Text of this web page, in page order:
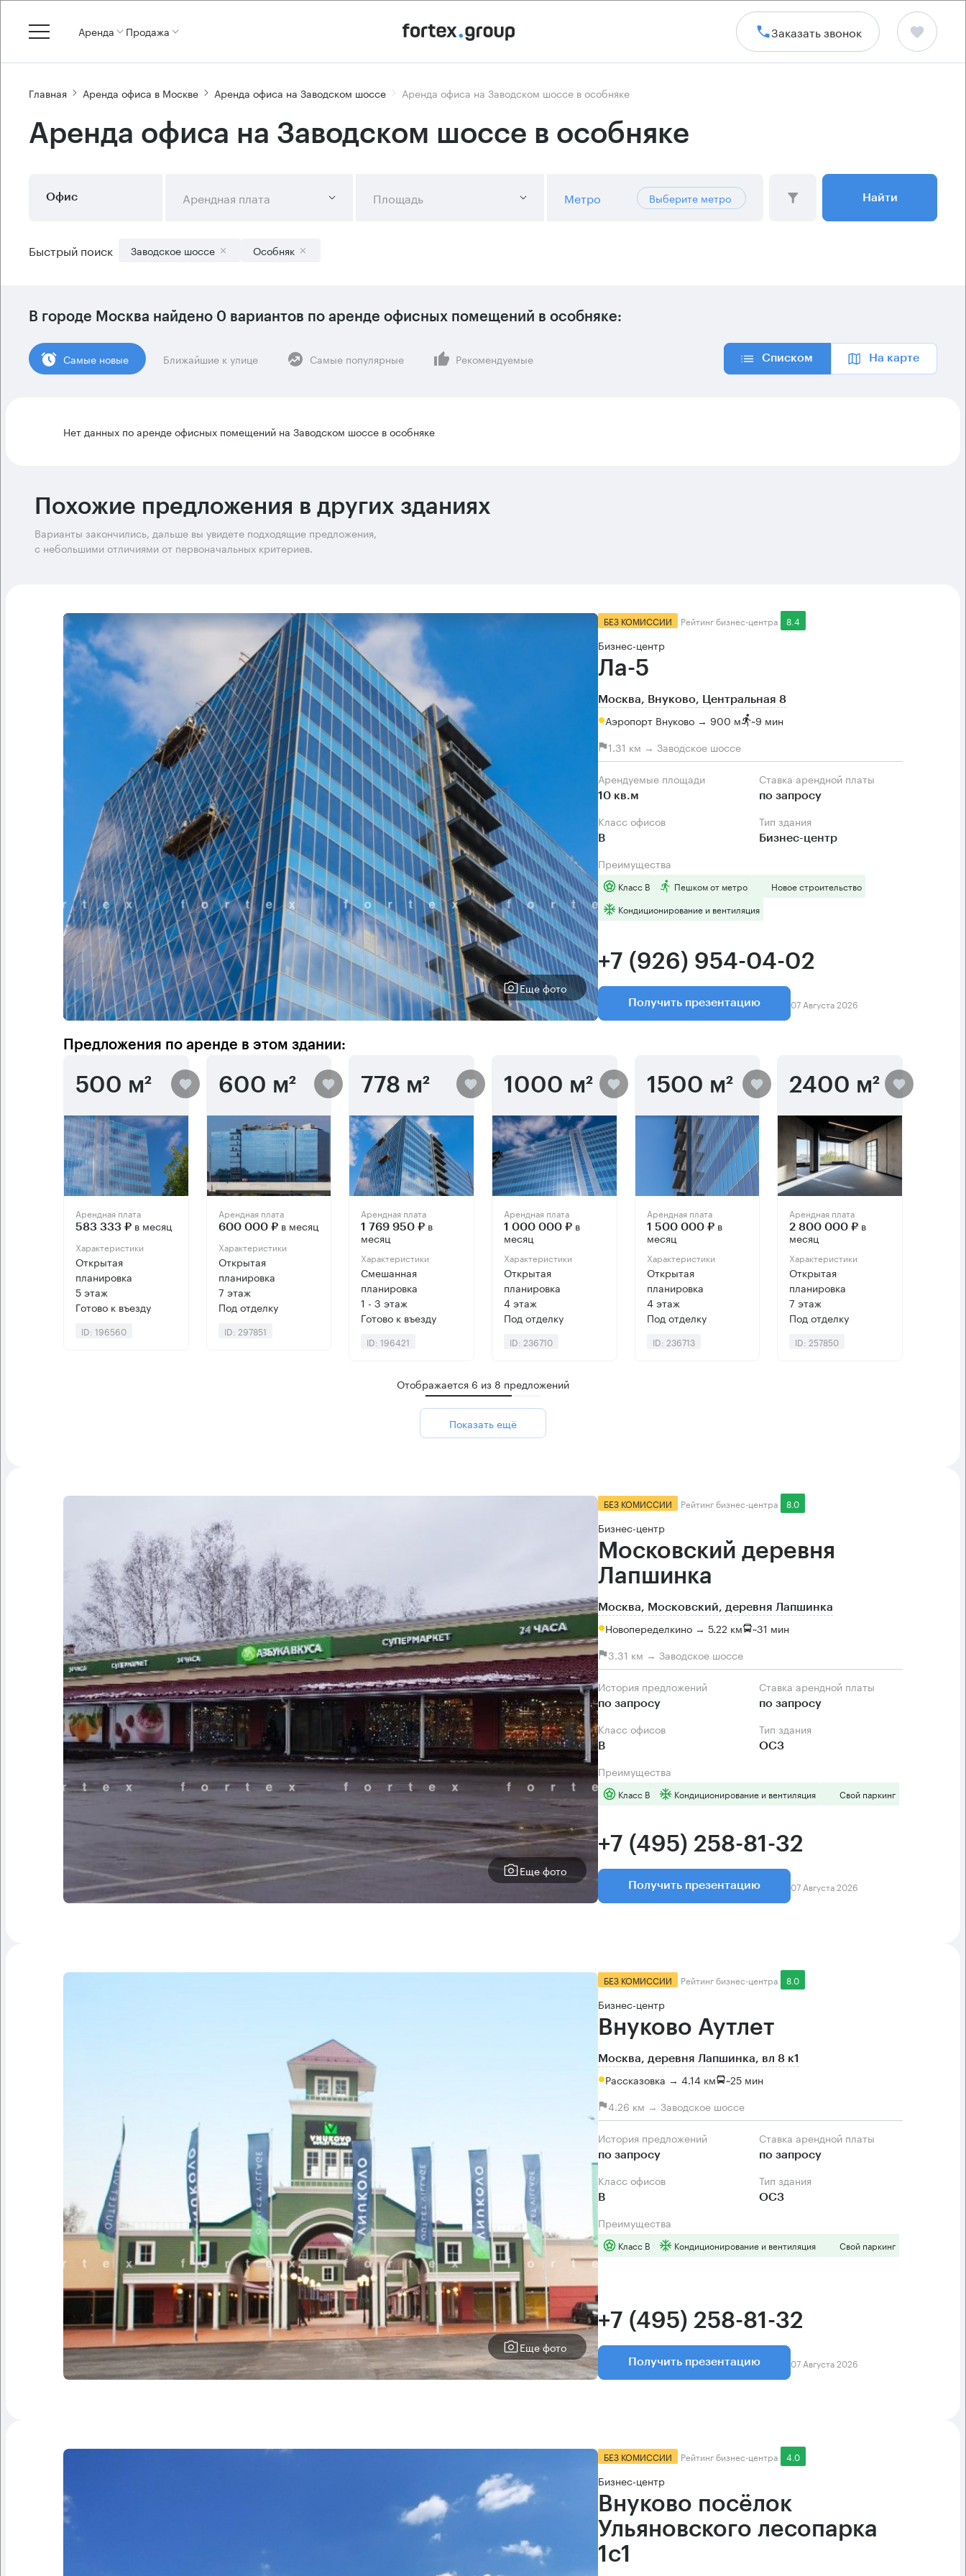
Аренда Продажа Заказать звонок
Главная Аренда офиса в Москве Аренда офиса на Заводском шоссе Аренда офиса на Заводском шоссе в особняке
Аренда офиса на Заводском шоссе в особняке
Офис Арендная плата Площадь Метро Выберите метро Найти
Быстрый поиск Заводское шоссе Особняк
В городе Москва найдено 0 вариантов по аренде офисных помещений в особняке:
Cамые новые Ближайшие к улице Самые популярные Рекомендуемые Списком На карте
Нет данных по аренде офисных помещений на Заводском шоссе в особняке
Похожие предложения в других зданиях
Варианты закончились, дальше вы увидете подходящие предложения,
с небольшими отличиями от первоначальных критериев.
Еще фото
БЕЗ КОМИССИИ Рейтинг бизнес-центра 8.4
Бизнес-центр
Ла-5
Москва, Внуково, Центральная 8
Аэропорт Внуково → 900 м ~9 мин
1.31 км → Заводское шоссе
Арендуемые площади
10 кв.м
Ставка арендной платы
по запросу
Класс офисов
B
Тип здания
Бизнес-центр
Преимущества
Класс B Пешком от метро
Новое строительство
Кондиционирование и вентиляция
+7 (926) 954-04-02
Получить презентацию 07 Августа 2026
Предложения по аренде в этом здании:
500 м²
Арендная плата
583 333 ₽ в месяц
Характеристики
Открытая
планировка
5 этаж
Готово к въезду
ID: 196560
600 м²
Арендная плата
600 000 ₽в месяц
Характеристики
Открытая
планировка
7 этаж
Под отделку
ID: 297851
778 м²
Арендная плата
1 769 950 ₽ в
месяц
Характеристики
Смешанная
планировка
1 - 3 этаж
Готово к въезду
ID: 196421
1000 м²
Арендная плата
1 000 000 ₽в
месяц
Характеристики
Открытая
планировка
4 этаж
Под отделку
ID: 236710
1500 м²
Арендная плата
1 500 000 ₽в
месяц
Характеристики
Открытая
планировка
4 этаж
Под отделку
ID: 236713
2400 м²
Арендная плата
2 800 000 ₽ в
месяц
Характеристики
Открытая
планировка
7 этаж
Под отделку
ID: 257850
Отображается 6 из 8 предложений
Показать ещё
Еще фото
БЕЗ КОМИССИИ Рейтинг бизнес-центра 8.0
Бизнес-центр
Московский деревня
Лапшинка
Москва, Московский, деревня Лапшинка
Новопеределкино → 5.22 км ~31 мин
3.31 км → Заводское шоссе
История предложений
по запросу
Ставка арендной платы
по запросу
Класс офисов
B
Тип здания
ОСЗ
Преимущества
Класс B Кондиционирование и вентиляция Свой паркинг
+7 (495) 258-81-32
Получить презентацию 07 Августа 2026
Еще фото
БЕЗ КОМИССИИ Рейтинг бизнес-центра 8.0
Бизнес-центр
Внуково Аутлет
Москва, деревня Лапшинка, вл 8 к1
Рассказовка → 4.14 км ~25 мин
4.26 км → Заводское шоссе
История предложений
по запросу
Ставка арендной платы
по запросу
Класс офисов
B
Тип здания
ОСЗ
Преимущества
Класс B Кондиционирование и вентиляция Свой паркинг
+7 (495) 258-81-32
Получить презентацию 07 Августа 2026
БЕЗ КОМИССИИ Рейтинг бизнес-центра 4.0
Бизнес-центр
Внуково посёлок
Ульяновского лесопарка
1с1